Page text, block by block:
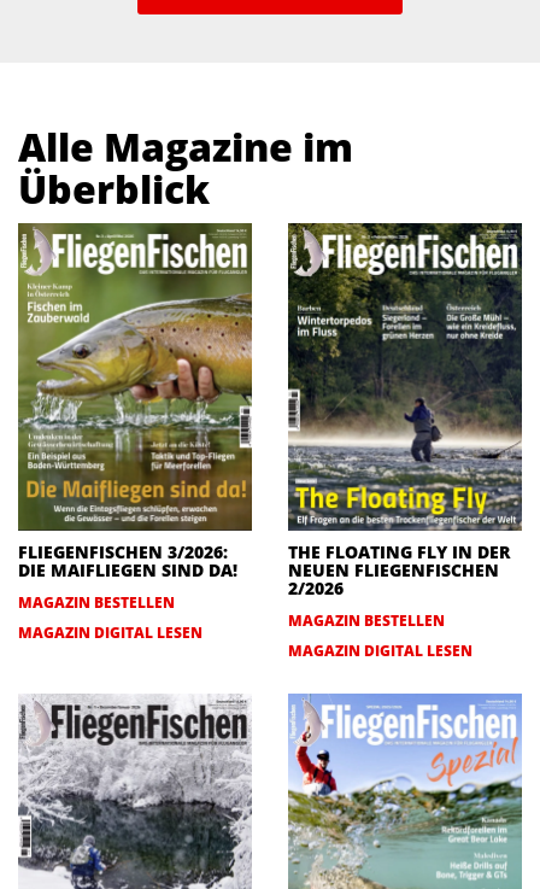
Alle Magazine im
Überblick
FLIEGENFISCHEN 3/2026:
DIE MAIFLIEGEN SIND DA!
MAGAZIN BESTELLEN
MAGAZIN DIGITAL LESEN
THE FLOATING FLY IN DER
NEUEN FLIEGENFISCHEN
2/2026
MAGAZIN BESTELLEN
MAGAZIN DIGITAL LESEN